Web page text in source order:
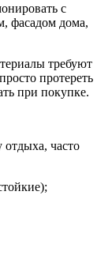
с
фасадом дома,
требуют
протереть
при покупке.
часто